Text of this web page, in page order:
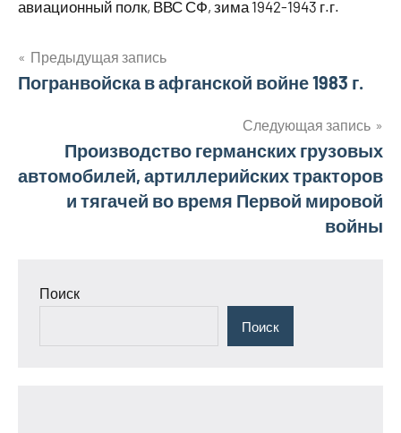
авиационный полк, ВВС СФ, зима 1942-1943 г.г.
Навигация
по
Предыдущая запись
Погранвойска в афганской войне 1983 г.
Следующая запись
Производство германских грузовых
автомобилей, артиллерийских тракторов
и тягачей во время Первой мировой
войны
Поиск
Поиск